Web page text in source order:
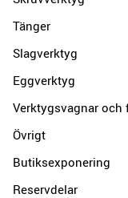
Tänger
Slagverktyg
Eggverktyg
Verktygsvagnar och
Övrigt
Butiksexponering
Reservdelar